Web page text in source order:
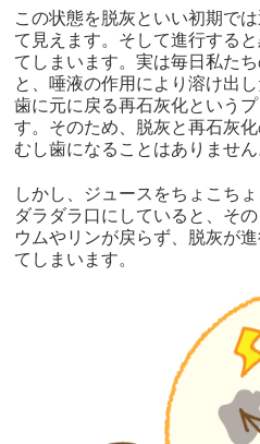
この状態を脱灰といい初期で
て見えます。そして進行する
てしまいます。実は毎日私た
と、唾液の作用により溶け出
歯に元に戻る再石灰化という
す。そのため、脱灰と再石灰
むし歯になることはありません
しかし、ジュースをちょこち
ダラダラ口にしていると、そ
ウムやリンが戻らず、脱灰が
てしまいます。